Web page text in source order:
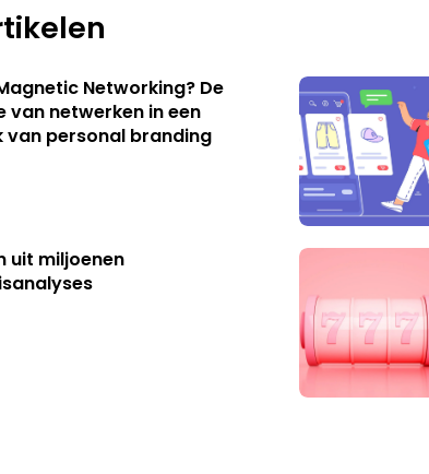
Networking? De
van netwerken in een
van personal branding
uit miljoenen